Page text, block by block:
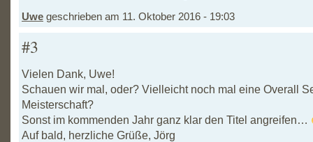
Uwe geschrieben am 11. Oktober 2016 - 19:03
#3
Vielen Dank, Uwe!
Schauen wir mal, oder? Vielleicht noch mal eine Overall
Meisterschaft?
Sonst im kommenden Jahr ganz klar den Titel angreifen…
Auf bald, herzliche Grüße, Jörg